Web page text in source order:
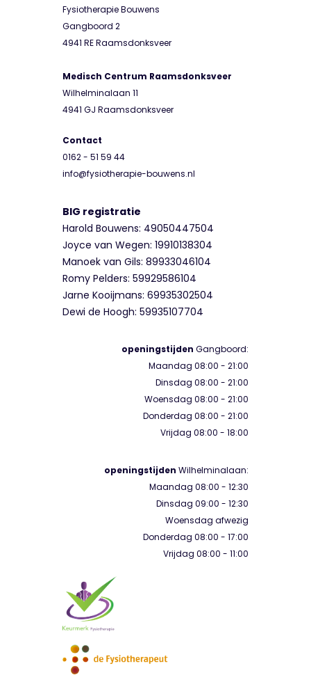
Fysiotherapie Bouwens
Gangboord 2
4941 RE Raamsdonksveer
Medisch Centrum Raamsdonksveer
Wilhelminalaan 11
4941 GJ Raamsdonksveer
Contact
0162 - 51 59 44
info@fysiotherapie-bouwens.nl
BIG registratie
Harold Bouwens: 49050447504
Joyce van Wegen: 19910138304
Manoek van Gils: 89933046104
Romy Pelders: 59929586104
Jarne Kooijmans: 69935302504
Dewi de Hoogh: 59935107704
openingstijden Gangboord:
Maandag 08:00 - 21:00
Dinsdag 08:00 - 21:00
Woensdag 08:00 - 21:00
Donderdag 08:00 - 21:00
Vrijdag 08:00 - 18:00
openingstijden Wilhelminalaan:
Maandag 08:00 - 12:30
Dinsdag 09:00 - 12:30
Woensdag afwezig
Donderdag 08:00 - 17:00
Vrijdag 08:00 - 11:00